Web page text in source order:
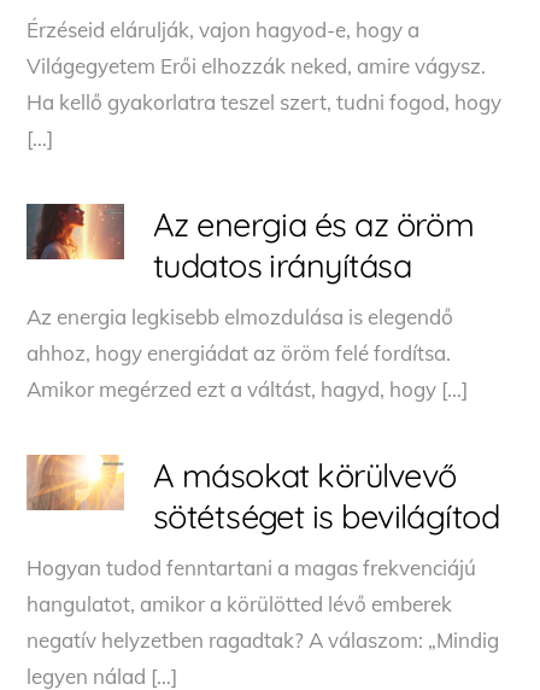
Érzéseid elárulják, vajon hagyod-e, hogy a
Világegyetem Erői elhozzák neked, amire vágysz.
Ha kellő gyakorlatra teszel szert, tudni fogod, hogy
[…]
Az energia és az öröm
tudatos irányítása
Az energia legkisebb elmozdulása is elegendő
ahhoz, hogy energiádat az öröm felé fordítsa.
Amikor megérzed ezt a váltást, hagyd, hogy […]
A másokat körülvevő
sötétséget is bevilágítod
Hogyan tudod fenntartani a magas frekvenciájú
hangulatot, amikor a körülötted lévő emberek
negatív helyzetben ragadtak? A válaszom: „Mindig
legyen nálad […]